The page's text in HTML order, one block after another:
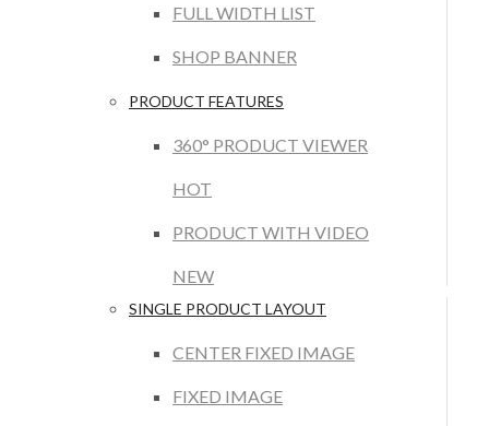
FULL WIDTH LIST
SHOP BANNER
PRODUCT FEATURES
360° PRODUCT VIEWER
HOT
PRODUCT WITH VIDEO
NEW
SINGLE PRODUCT LAYOUT
CENTER FIXED IMAGE
FIXED IMAGE